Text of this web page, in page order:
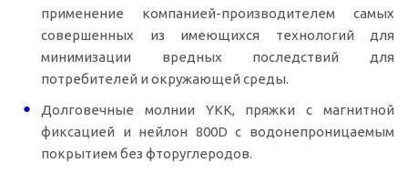
применение компанией-производителем самых
совершенных из имеющихся технологий для
минимизации вредных последствий для
потребителей и окружающей среды.
Долговечные молнии YKK, пряжки с магнитной
фиксацией и нейлон 800D с водонепроницаемым
покрытием без фторуглеродов.